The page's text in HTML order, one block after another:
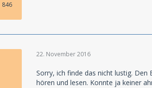
846
22. November 2016
Sorry, ich finde das nicht lustig.
hören und lesen. Konnte ja keiner